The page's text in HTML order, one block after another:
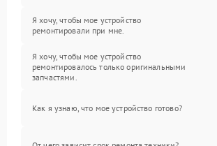
Я хочу, чтобы мое устройство
ремонтировали при мне.
Я хочу, чтобы мое устройство
ремонтировалось только оригинальными
запчастями.
Как я узнаю, что мое устройство готово?